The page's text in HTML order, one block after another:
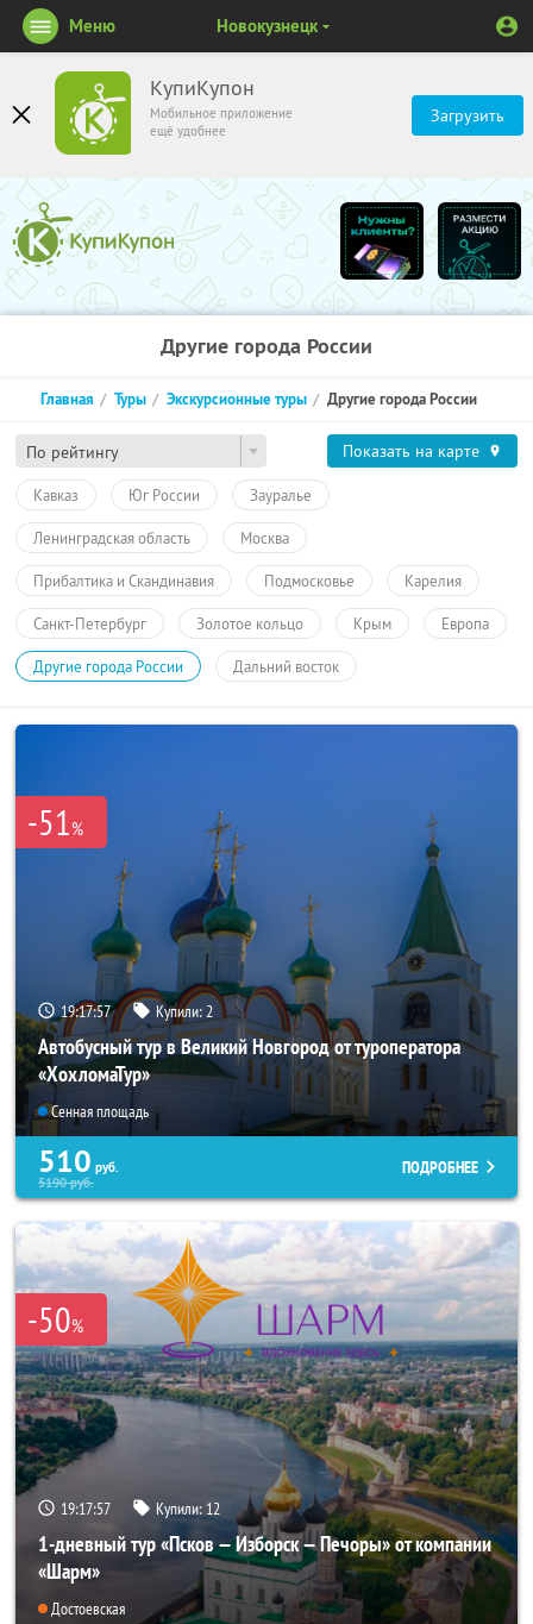
КупиКупон
Мобильное приложение
ещё удобнее
Загрузить
Меню Новокузнецк
Другие города России
По рейтингу
Главная Туры Экскурсионные туры Другие города России
Показать на карте
Кавказ Юг России Зауралье
Ленинградская область Москва
Прибалтика и Скандинавия Подмосковье Карелия
Санкт-Петербург Золотое кольцо Крым Европа
Другие города России Дальний восток
-51%
19:17:57 Купили: 2
Автобусный тур в Великий Новгород от туроператора
«ХохломаТур»
Сенная площадь
510 руб.
5190руб.
ПОДРОБНЕЕ
-50%
19:17:57 Купили: 12
1-дневный тур «Псков — Изборск — Печоры» от компании
«Шарм»
Достоевская